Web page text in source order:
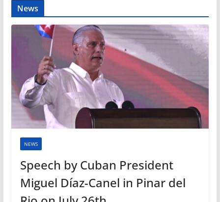
News
NEWS
Speech by Cuban President
Miguel Díaz-Canel in Pinar del